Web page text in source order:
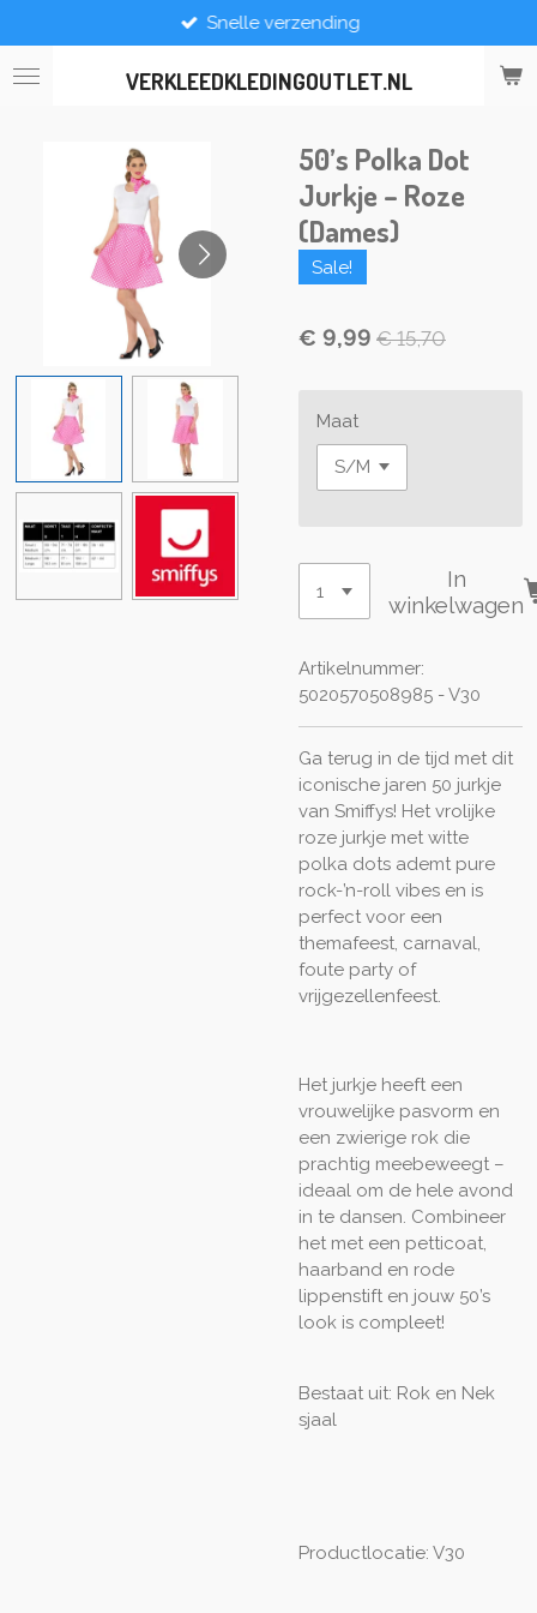
direct
naar
VERKLEEDKLEDINGOUTLET.NL
Snelle verzending
50’s Polka Dot
Jurkje – Roze
(Dames)
Sale!
€ 9,99 € 15,70
Maat
In
winkelwagen
Artikelnummer:
5020570508985 - V30
Ga terug in de tijd met dit
iconische jaren 50 jurkje
van Smiffys! Het vrolijke
roze jurkje met witte
polka dots ademt pure
rock-’n-roll vibes en is
perfect voor een
themafeest, carnaval,
foute party of
vrijgezellenfeest.
Het jurkje heeft een
vrouwelijke pasvorm en
een zwierige rok die
prachtig meebeweegt –
ideaal om de hele avond
in te dansen. Combineer
het met een petticoat,
haarband en rode
lippenstift en jouw 50’s
look is compleet!
Bestaat uit: Rok en Nek
sjaal
Productlocatie: V30